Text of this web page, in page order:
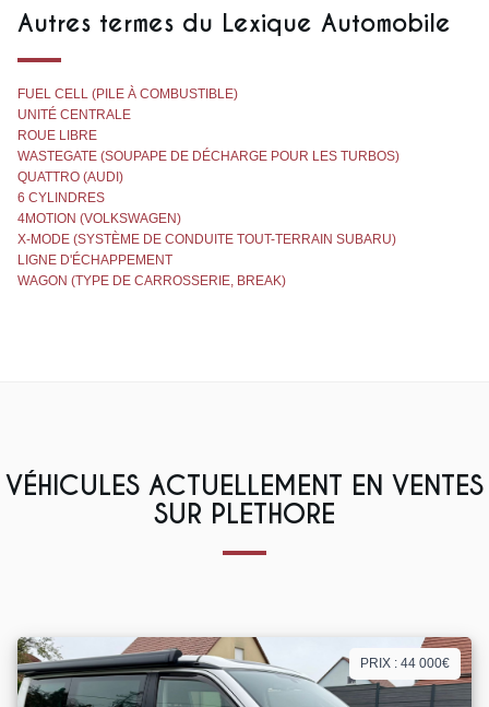
Autres termes du Lexique Automobile
FUEL CELL (PILE À COMBUSTIBLE)
UNITÉ CENTRALE
ROUE LIBRE
WASTEGATE (SOUPAPE DE DÉCHARGE POUR LES TURBOS)
QUATTRO (AUDI)
6 CYLINDRES
4MOTION (VOLKSWAGEN)
X-MODE (SYSTÈME DE CONDUITE TOUT-TERRAIN SUBARU)
LIGNE D'ÉCHAPPEMENT
WAGON (TYPE DE CARROSSERIE, BREAK)
VÉHICULES ACTUELLEMENT EN VENTES
SUR PLETHORE
PRIX : 44 000€